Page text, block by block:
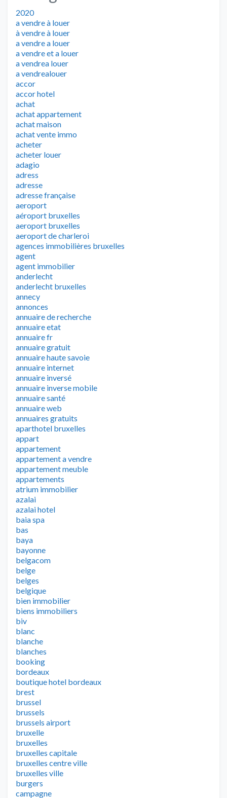
2020
a vendre à louer
à vendre à louer
a vendre a louer
a vendre et a louer
a vendrea louer
a vendrealouer
accor
accor hotel
achat
achat appartement
achat maison
achat vente immo
acheter
acheter louer
adagio
adress
adresse
adresse française
aeroport
aéroport bruxelles
aeroport bruxelles
aeroport de charleroi
agences immobilières bruxelles
agent
agent immobilier
anderlecht
anderlecht bruxelles
annecy
annonces
annuaire de recherche
annuaire etat
annuaire fr
annuaire gratuit
annuaire haute savoie
annuaire internet
annuaire inversé
annuaire inverse mobile
annuaire santé
annuaire web
annuaires gratuits
aparthotel bruxelles
appart
appartement
appartement a vendre
appartement meuble
appartements
atrium immobilier
azalai
azalai hotel
baia spa
bas
baya
bayonne
belgacom
belge
belges
belgique
bien immobilier
biens immobiliers
biv
blanc
blanche
blanches
booking
bordeaux
boutique hotel bordeaux
brest
brussel
brussels
brussels airport
bruxelle
bruxelles
bruxelles capitale
bruxelles centre ville
bruxelles ville
burgers
campagne